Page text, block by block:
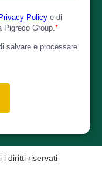
i diritti riservati